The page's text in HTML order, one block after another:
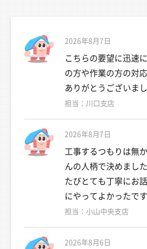
2026年8月7日
こちらの要望に迅速
の方や作業の方の対
ありがとうございまし
担当：川口支店
2026年8月7日
工事するつもりは無
んの人柄で決めまし
たびとても丁寧にお
にやってよかったです
担当：小山中央支店
2026年8月6日